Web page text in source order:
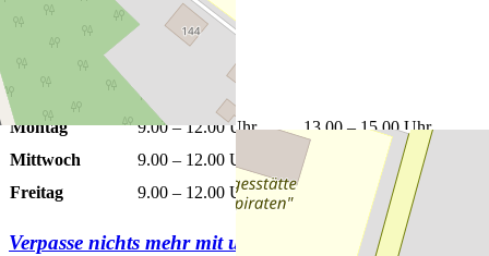
+−
Leaflet
© OpenStreetMap
Öffnungszeiten
Montag 9.00 – 12.00 Uhr
13.00 – 15.00 Uhr
Mittwoch
9.00 – 12.00 Uhr
13.00 – 15.00 Uhr
Freitag
9.00 – 12.00 Uhr
Verpasse nichts mehr mit unserem
Newsletter